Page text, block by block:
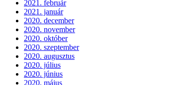
2021. február
2021. január
2020. december
2020. november
2020. október
2020. szeptember
2020. augusztus
2020. július
2020. június
2020. május